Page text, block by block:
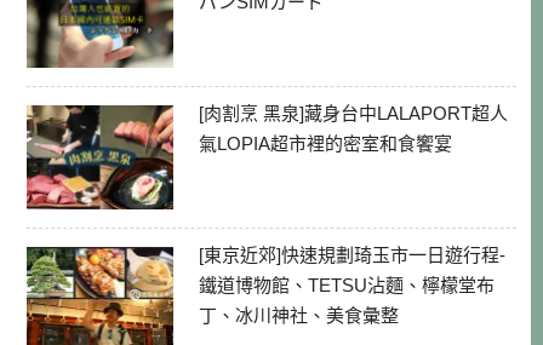
[肉割烹 黑泉]藏身台中LALAPORT超人
氣LOPIA超市裡的密室和食饗宴
[東京近郊]快速規劃琦玉市一日遊行程-
鐵道博物館、TETSU沾麵、檸檬堂布
丁、冰川神社、美食彙整